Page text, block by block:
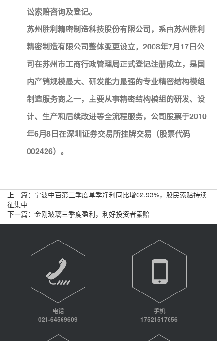
讼索赔咨询及登记。
苏州胜利精密制造科技股份有限公司，系由苏州胜利
精密制造有限公司整体变更设立，2008年7月17日公
司在苏州市工商行政管理局正式登记注册成立，是国
内产销规模最大、研发能力最强的专业精密结构模组
制造服务商之一，主要从事精密结构模组的研发、设
计、生产和后续改进等全流程服务，公司股票于2010
年6月8日在深圳证券交易所挂牌交易（股票代码
002426）。
上一篇： 宁波中百第三季度单季净利同比增62.93%，股民索赔持续
征集中
下一篇： 金刚玻璃三季度盈利，利好投资者索赔
电话
021-64569609
手机
17521517656